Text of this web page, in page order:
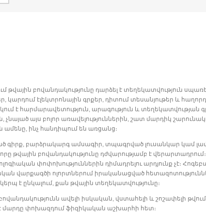
թվային բովանդակությունը դարձել է տեղեկատվություն
կարդում էլեկտրոնային գրքեր, դիտում տեսանյութեր և
է հարմարավետություն, արագություն և
չնայած այս բոլոր առավելություններին, շատ մարդիկ
ամենը, ինչ հանդիպում են առցանց։
գիրք, բարձրակարգ ամսագիր, տպագրված լուսանկար կամ լավ
թվային բովանդակությունը դժվարությամբ է
փոփոխություններին դիմադրելու արդյունք չէ։
վարքագծի ոլորտներում իրականացված
է ընկալում, քան թվային տեղեկատվությունը։
բովանդակությունն ավելի իսկական, վստահելի և շոշափելի
է մարդը փոխազդում ֆիզիկական աշխարհի հետ։